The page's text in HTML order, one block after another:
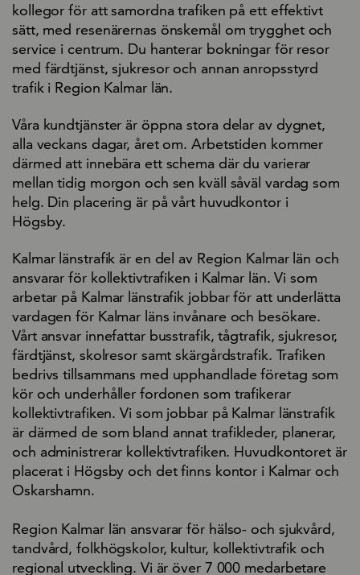
kollegor för att samordna trafiken på ett effektivt
sätt, med resenärernas önskemål om trygghet och
service i centrum. Du hanterar bokningar för resor
med färdtjänst, sjukresor och annan anropsstyrd
trafik i Region Kalmar län.
Våra kundtjänster är öppna stora delar av dygnet,
alla veckans dagar, året om. Arbetstiden kommer
därmed att innebära ett schema där du varierar
mellan tidig morgon och sen kväll såväl vardag som
helg. Din placering är på vårt huvudkontor i
Högsby.
Kalmar länstrafik är en del av Region Kalmar län och
ansvarar för kollektivtrafiken i Kalmar län. Vi som
arbetar på Kalmar länstrafik jobbar för att underlätta
vardagen för Kalmar läns invånare och besökare.
Vårt ansvar innefattar busstrafik, tågtrafik, sjukresor,
färdtjänst, skolresor samt skärgårdstrafik. Trafiken
bedrivs tillsammans med upphandlade företag som
kör och underhåller fordonen som trafikerar
kollektivtrafiken. Vi som jobbar på Kalmar länstrafik
är därmed de som bland annat trafikleder, planerar,
och administrerar kollektivtrafiken. Huvudkontoret är
placerat i Högsby och det finns kontor i Kalmar och
Oskarshamn.
Region Kalmar län ansvarar för hälso- och sjukvård,
tandvård, folkhögskolor, kultur, kollektivtrafik och
regional utveckling. Vi är över 7 000 medarbetare